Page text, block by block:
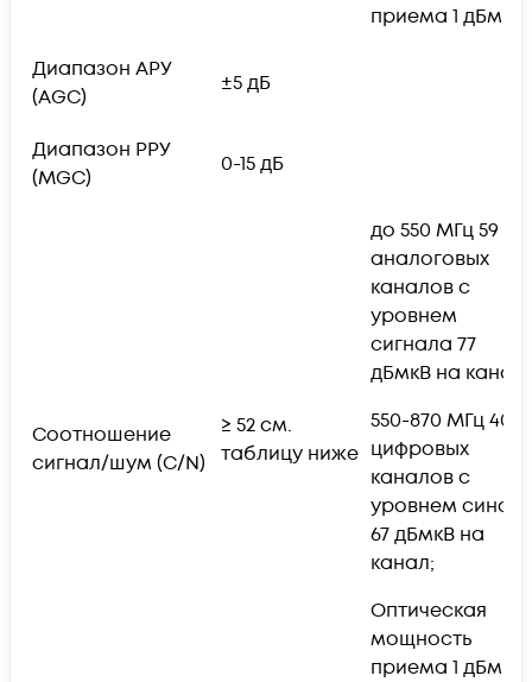
приема 1 дБм
Диапазон АРУ
(AGC)
±5 дБ
Диапазон РРУ
(MGC)
0-15 дБ
Соотношение
сигнал/шум (C/N)
≥ 52 см.
таблицу ниже
до 550 МГц 59
аналоговых
каналов с
уровнем
сигнала 77
дБмкВ на канал;
550-870 МГц 40
цифровых
каналов с
уровнем
67 дБмкВ на
канал;
Оптическая
мощность
приема 1 дБм